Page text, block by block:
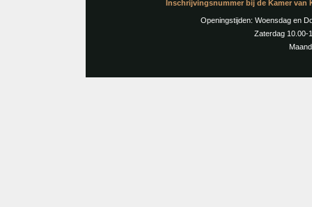
Inschrijvingsnummer bij de Kamer van
Openingstijden: Woensdag en
Zaterdag 10.00-